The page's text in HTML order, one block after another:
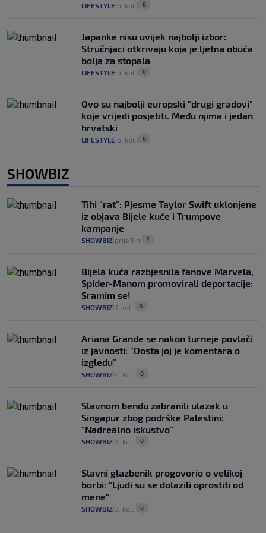
LIFESTYLE 6. kol. 0
Japanke nisu uvijek najbolji izbor:
Stručnjaci otkrivaju koja je ljetna obuća
bolja za stopala
LIFESTYLE 6. kol. 0
Ovo su najbolji europski "drugi gradovi"
koje vrijedi posjetiti. Među njima i jedan
hrvatski
LIFESTYLE 6. kol. 0
SHOWBIZ
Tihi "rat": Pjesme Taylor Swift uklonjene
iz objava Bijele kuće i Trumpove
kampanje
SHOWBIZ prije 5 h 2
Bijela kuća razbjesnila fanove Marvela,
Spider-Manom promovirali deportacije:
Sramim se!
SHOWBIZ 7. kol. 0
Ariana Grande se nakon turneje povlači
iz javnosti: "Dosta joj je komentara o
izgledu"
SHOWBIZ 4. kol. 0
Slavnom bendu zabranili ulazak u
Singapur zbog podrške Palestini:
"Nadrealno iskustvo"
SHOWBIZ 3. kol. 0
Slavni glazbenik progovorio o velikoj
borbi: "Ljudi su se dolazili oprostiti od
mene"
SHOWBIZ 3. kol. 0